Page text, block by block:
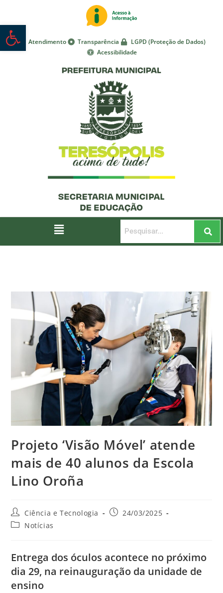
Abrir a barra de ferramentas
Atendimento Transparência
LGPD (Proteção de Dados)
Acessibilidade
Projeto ‘Visão Móvel’ atende
mais de 40 alunos da Escola
Lino Oroña
Ciência e Tecnologia
24/03/2025
Notícias
Entrega dos óculos acontece no próximo
dia 29, na reinauguração da unidade de
ensino